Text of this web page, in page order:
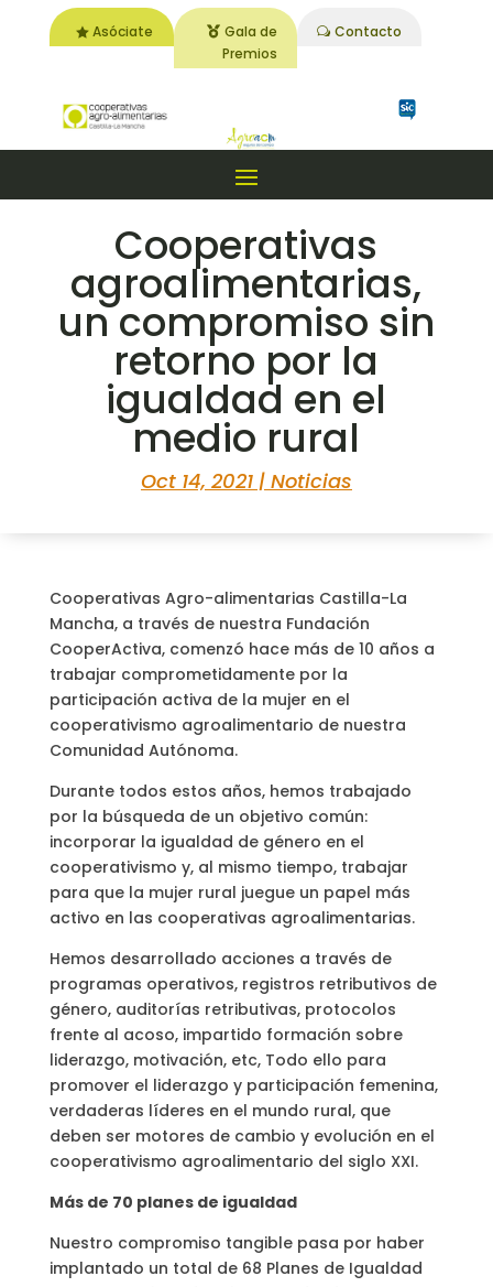
Asóciate
Gala de
Premios
Contacto
Cooperativas
agroalimentarias,
un compromiso sin
retorno por la
igualdad en el
medio rural
Oct 14, 2021| Noticias
Cooperativas Agro-alimentarias Castilla-La
Mancha, a través de nuestra Fundación
CooperActiva, comenzó hace más de 10 años a
trabajar comprometidamente por la
participación activa de la mujer en el
cooperativismo agroalimentario de nuestra
Comunidad Autónoma.
Durante todos estos años, hemos trabajado
por la búsqueda de un objetivo común:
incorporar la igualdad de género en el
cooperativismo y, al mismo tiempo, trabajar
para que la mujer rural juegue un papel más
activo en las cooperativas agroalimentarias.
Hemos desarrollado acciones a través de
programas operativos, registros retributivos de
género, auditorías retributivas, protocolos
frente al acoso, impartido formación sobre
liderazgo, motivación, etc, Todo ello para
promover el liderazgo y participación femenina,
verdaderas líderes en el mundo rural, que
deben ser motores de cambio y evolución en el
cooperativismo agroalimentario del siglo XXI.
Más de 70 planes de igualdad
Nuestro compromiso tangible pasa por haber
implantado un total de 68 Planes de Igualdad